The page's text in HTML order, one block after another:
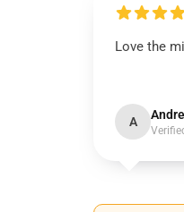
Love the
A